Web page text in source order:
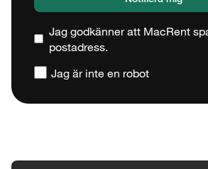
Jag godkänner att MacRent
postadress.
Jag är inte en robot